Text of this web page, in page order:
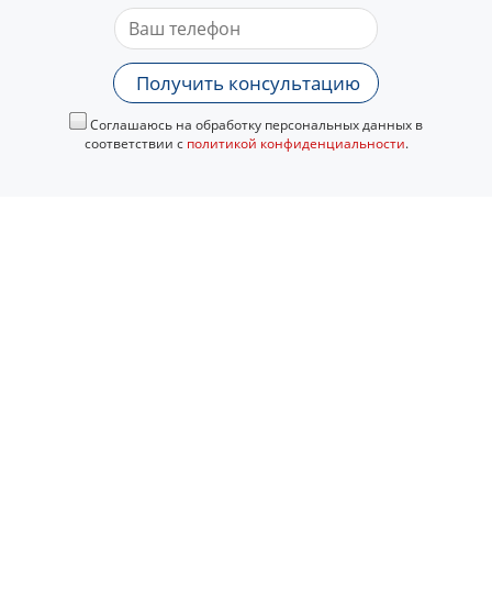
Получить консультацию
Соглашаюсь на обработку персональных данных в
соответствии с политикой конфиденциальности.